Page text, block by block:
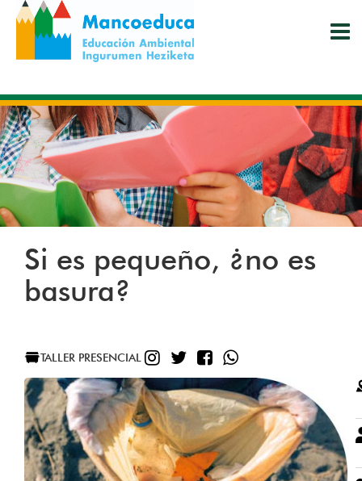
Pasar
contenido
principal
Si es pequeño, ¿no es
basura?
TALLER PRESENCIAL